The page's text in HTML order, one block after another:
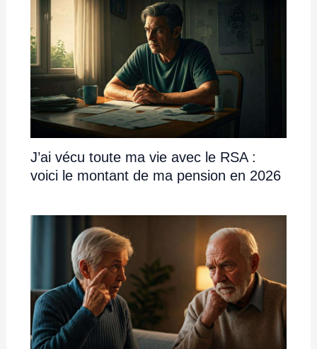
J’ai vécu toute ma vie avec le RSA :
voici le montant de ma pension en 2026